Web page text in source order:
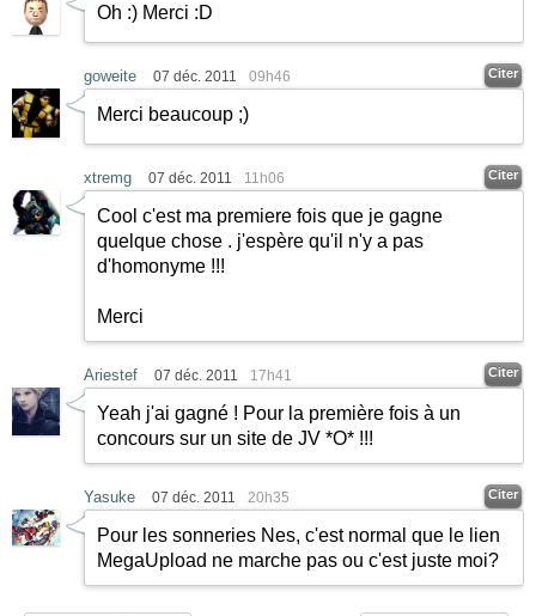
Oh :) Merci :D
goweite 07 déc. 2011 09h46 Citer
Merci beaucoup ;)
xtremg 07 déc. 2011 11h06 Citer
Cool c'est ma premiere fois que je gagne
quelque chose . j'espère qu'il n'y a pas
d'homonyme !!!
Merci
Ariestef 07 déc. 2011 17h41 Citer
Yeah j'ai gagné ! Pour la première fois à un
concours sur un site de JV *O* !!!
Yasuke 07 déc. 2011 20h35 Citer
Pour les sonneries Nes, c'est normal que le lien
MegaUpload ne marche pas ou c'est juste moi?